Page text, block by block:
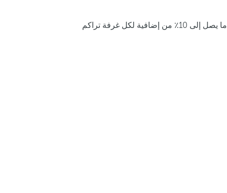
ما يصل إلى 10٪ من إضافية لكل غرفة تراكم